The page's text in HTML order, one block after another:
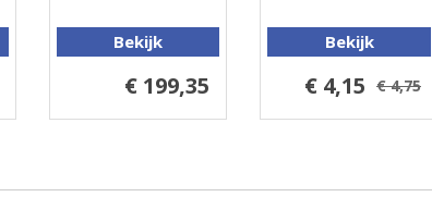
Bekijk
€ 199,35
Bekijk
€ 4,15 € 4,75